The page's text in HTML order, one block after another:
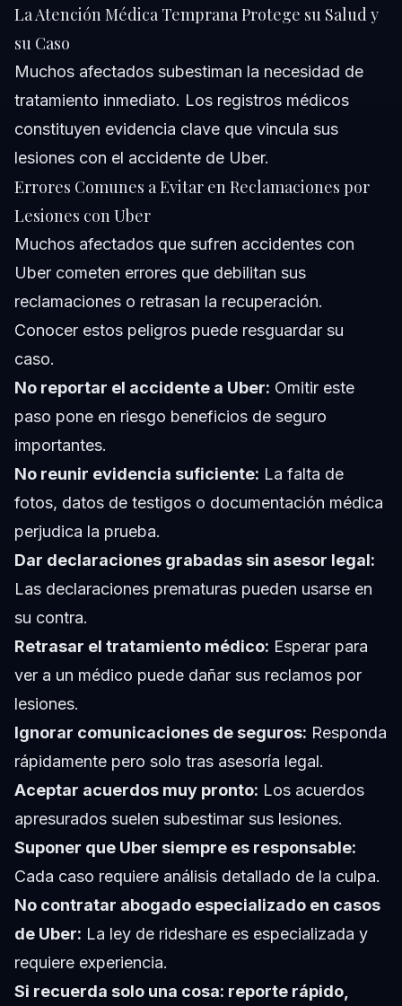
La Atención Médica Temprana Protege su Salud y
su Caso
Muchos afectados subestiman la necesidad de
tratamiento inmediato. Los registros médicos
constituyen evidencia clave que vincula sus
lesiones con el accidente de Uber.
Errores Comunes a Evitar en Reclamaciones por
Lesiones con Uber
Muchos afectados que sufren accidentes con
Uber cometen errores que debilitan sus
reclamaciones o retrasan la recuperación.
Conocer estos peligros puede resguardar su
caso.
No reportar el accidente a Uber: Omitir este
paso pone en riesgo beneficios de seguro
importantes.
No reunir evidencia suficiente: La falta de
fotos, datos de testigos o documentación médica
perjudica la prueba.
Dar declaraciones grabadas sin asesor legal:
Las declaraciones prematuras pueden usarse en
su contra.
Retrasar el tratamiento médico: Esperar para
ver a un médico puede dañar sus reclamos por
lesiones.
Ignorar comunicaciones de seguros: Responda
rápidamente pero solo tras asesoría legal.
Aceptar acuerdos muy pronto: Los acuerdos
apresurados suelen subestimar sus lesiones.
Suponer que Uber siempre es responsable:
Cada caso requiere análisis detallado de la culpa.
No contratar abogado especializado en casos
de Uber: La ley de rideshare es especializada y
requiere experiencia.
Si recuerda solo una cosa: reporte rápido,